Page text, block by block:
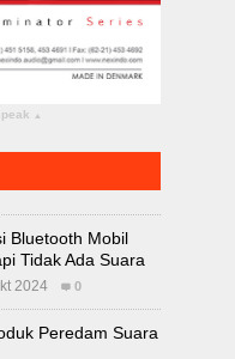
▴
Bluetooth Mobil
Tidak Ada Suara
2024 0
Peredam Suara